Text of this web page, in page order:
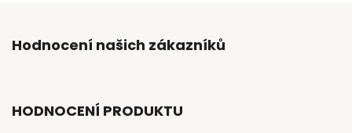
Hodnocení našich zákazníků
HODNOCENÍ PRODUKTU